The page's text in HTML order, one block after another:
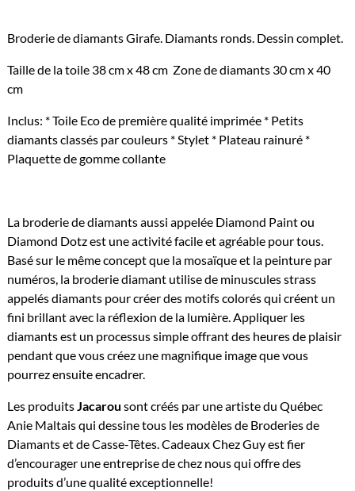
Broderie de diamants Girafe. Diamants ronds. Dessin complet.
Taille de la toile 38 cm x 48 cm Zone de diamants 30 cm x 40
cm
Inclus: * Toile Eco de première qualité imprimée * Petits
diamants classés par couleurs * Stylet * Plateau rainuré *
Plaquette de gomme collante
La broderie de diamants aussi appelée Diamond Paint ou
Diamond Dotz est une activité facile et agréable pour tous.
Basé sur le même concept que la mosaïque et la peinture par
numéros, la broderie diamant utilise de minuscules strass
appelés diamants pour créer des motifs colorés qui créent un
fini brillant avec la réflexion de la lumière. Appliquer les
diamants est un processus simple offrant des heures de plaisir
pendant que vous créez une magnifique image que vous
pourrez ensuite encadrer.
Les produitsJacarou sont créés par une artiste du Québec
Anie Maltais qui dessine tous les modèles de Broderies de
Diamants et de Casse-Têtes. Cadeaux Chez Guy est fier
d’encourager une entreprise de chez nous qui offre des
produits d’une qualité exceptionnelle!